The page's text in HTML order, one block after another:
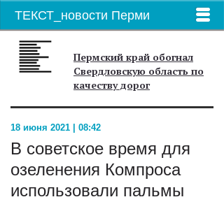
ТЕКСТ_новости Перми
Пермский край обогнал
Свердловскую область по
качеству дорог
18 июня 2021 | 08:42
В советское время для
озеленения Компроса
использовали пальмы